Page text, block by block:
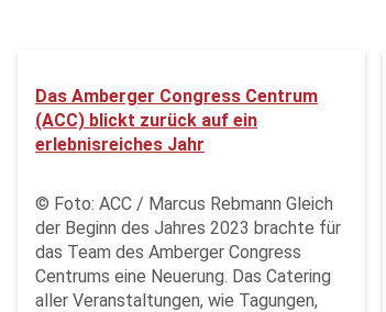
Das Amberger Congress Centrum
(ACC) blickt zurück auf ein
erlebnisreiches Jahr
© Foto: ACC / Marcus Rebmann Gleich
der Beginn des Jahres 2023 brachte für
das Team des Amberger Congress
Centrums eine Neuerung. Das Catering
aller Veranstaltungen, wie Tagungen,